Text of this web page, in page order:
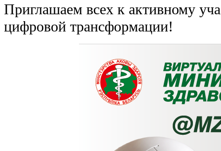
Приглашаем всех к активному
цифровой трансформации!